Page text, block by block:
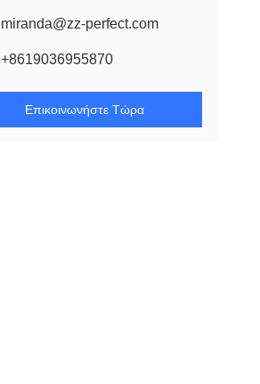
miranda@zz-perfect.com
+8619036955870
Επικοινωνήστε Τώρα